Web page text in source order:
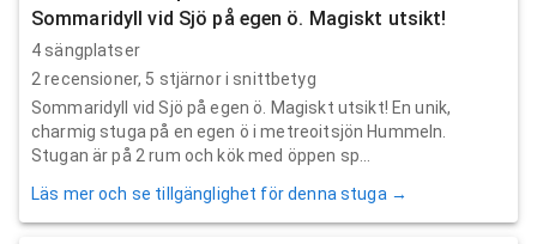
Sommaridyll vid Sjö på egen ö. Magiskt utsikt!
4 sängplatser
2 recensioner, 5 stjärnor i snittbetyg
Sommaridyll vid Sjö på egen ö. Magiskt utsikt! En unik,
charmig stuga på en egen ö i metreoitsjön Hummeln.
Stugan är på 2 rum och kök med öppen sp...
Läs mer och se tillgänglighet för denna stuga →